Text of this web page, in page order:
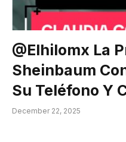
@elhilomx La
Sheinbaum
Su Teléfono Y
December 22, 2025